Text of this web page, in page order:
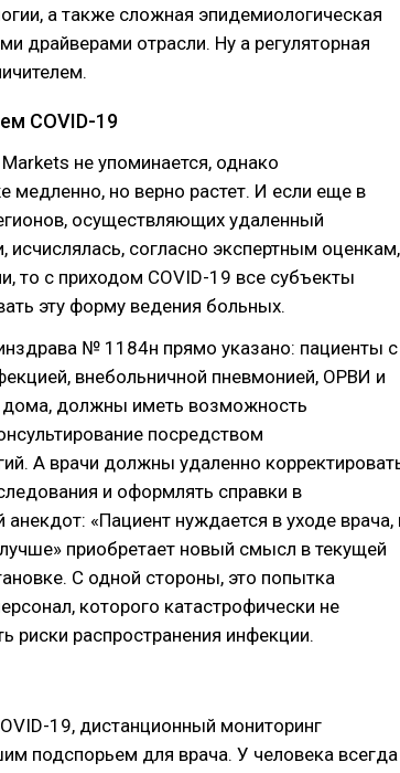
а также сложная эпидемиологическая
драйверами отрасли. Ну а регуляторная
COVID-19
не упоминается, однако
медленно, но верно растет. И если еще в
осуществляющих удаленный
исчислялась, согласно экспертным оценкам,
то с приходом COVID-19 все субъекты
эту форму ведения больных.
№ 1184н прямо указано: пациенты с
внебольничной пневмонией, ОРВИ и
дома, должны иметь возможность
посредством
А врачи должны удаленно
и оформлять справки в
«Пациент нуждается в уходе врача,
приобретает новый смысл в текущей
С одной стороны, это попытка
которого катастрофически не
риски распространения инфекции.
19, дистанционный мониторинг
подспорьем для врача. У человека всегда